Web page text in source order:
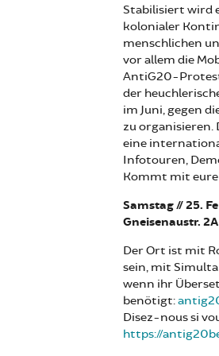
Stabilisiert wird
kolonialer
menschlichen
vor allem die
AntiG20-
der
im Juni, gegen
zu organisieren.
eine
Infotouren,
Kommt mit
Samstag // 25.
Gneisenaustr.
Der Ort ist mit
sein, mit
wenn ihr
benötigt:
Disez-nous si
https://